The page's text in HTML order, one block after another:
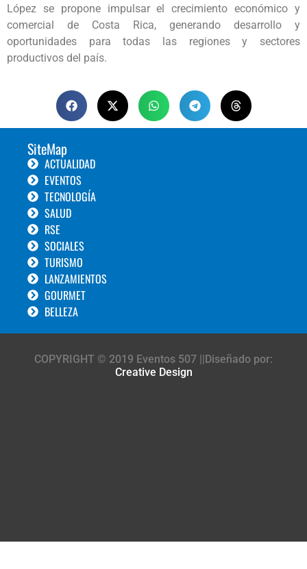
López se propone impulsar el crecimiento económico y
comercial de Costa Rica, generando desarrollo y
oportunidades para todas las regiones y sectores
productivos del país.
SiteMap
ACTUALIDAD
EVENTOS
TECNOLOGÍA
SALUD
RSE
SOCIALES
TURISMO
LANZAMIENTOS
GOURMET
BELLEZA
COPYRIGHT © 2019 Eventos 507 ||Diseñado por:
Creative Design